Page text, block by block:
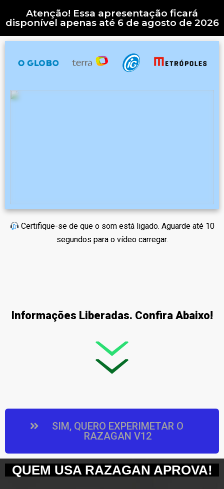
Atenção! Essa apresentação ficará
disponível apenas até 6 de agosto de 2026
Certifique-se de que o som está ligado. Aguarde até 10
segundos para o vídeo carregar.
Informações Liberadas. Confira Abaixo!
SIM, QUERO EXPERIMETAR O
RAZAGAN V12
QUEM USA RAZAGAN APROVA!